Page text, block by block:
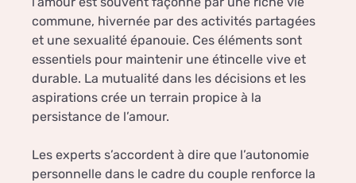
commune, hivernée par des activités partagées
et une sexualité épanouie. Ces éléments sont
essentiels pour maintenir une étincelle vive et
durable. La mutualité dans les décisions et les
aspirations crée un terrain propice à la
persistance de l’amour.
Les experts s’accordent à dire que l’autonomie
personnelle dans le cadre du couple renforce la